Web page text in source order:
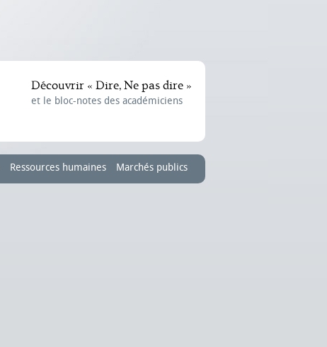
Découvrir « Dire, Ne pas dire »
et le bloc-notes des académiciens
Ressources humaines Marchés publics